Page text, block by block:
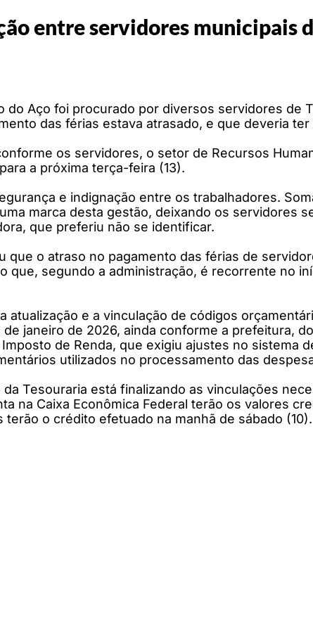
entre servidores municipais
do Aço foi procurado por diversos servidores de
das férias estava atrasado, e que deveria
os servidores, o setor de Recursos
a próxima terça-feira (13).
e indignação entre os trabalhadores.
marca desta gestão, deixando os servidores
que preferiu não se identificar.
que o atraso no pagamento das férias de
que, segundo a administração, é recorrente no
atualização e a vinculação de códigos
janeiro de 2026, ainda conforme a prefeitura,
de Renda, que exigiu ajustes no sistema
utilizados no processamento das
Tesouraria está finalizando as vinculações
na Caixa Econômica Federal terão os valores
o crédito efetuado na manhã de sábado (10).